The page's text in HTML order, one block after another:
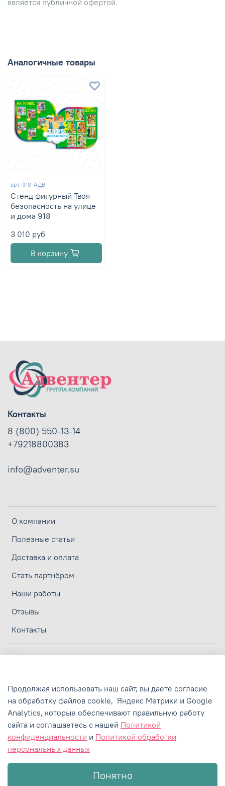
Аналогичные товары
арт. 918-АДВ
Стенд фигурный Твоя
безопасность на улице
и дома 918
3 010 руб
В корзину
О компании
Полезные статьи
Доставка и оплата
Стать партнёром
Наши работы
Отзывы
Контакты
Личный кабинет
Политика обработки персональных данных
Пользовательское соглашение
Сертификаты и лицензии
Контакты
8 (800) 550-13-14
+79218800383
info@adventer.su
Продолжая использовать наш сайт, вы даете согласие
на обработку файлов cookie, Яндекс Метрики и Google
Analytics, которые обеспечивают правильную работу
сайта и соглашаетесь с нашей Политикой
конфиденциальности и Политикой обработки
персональных данных
Понятно